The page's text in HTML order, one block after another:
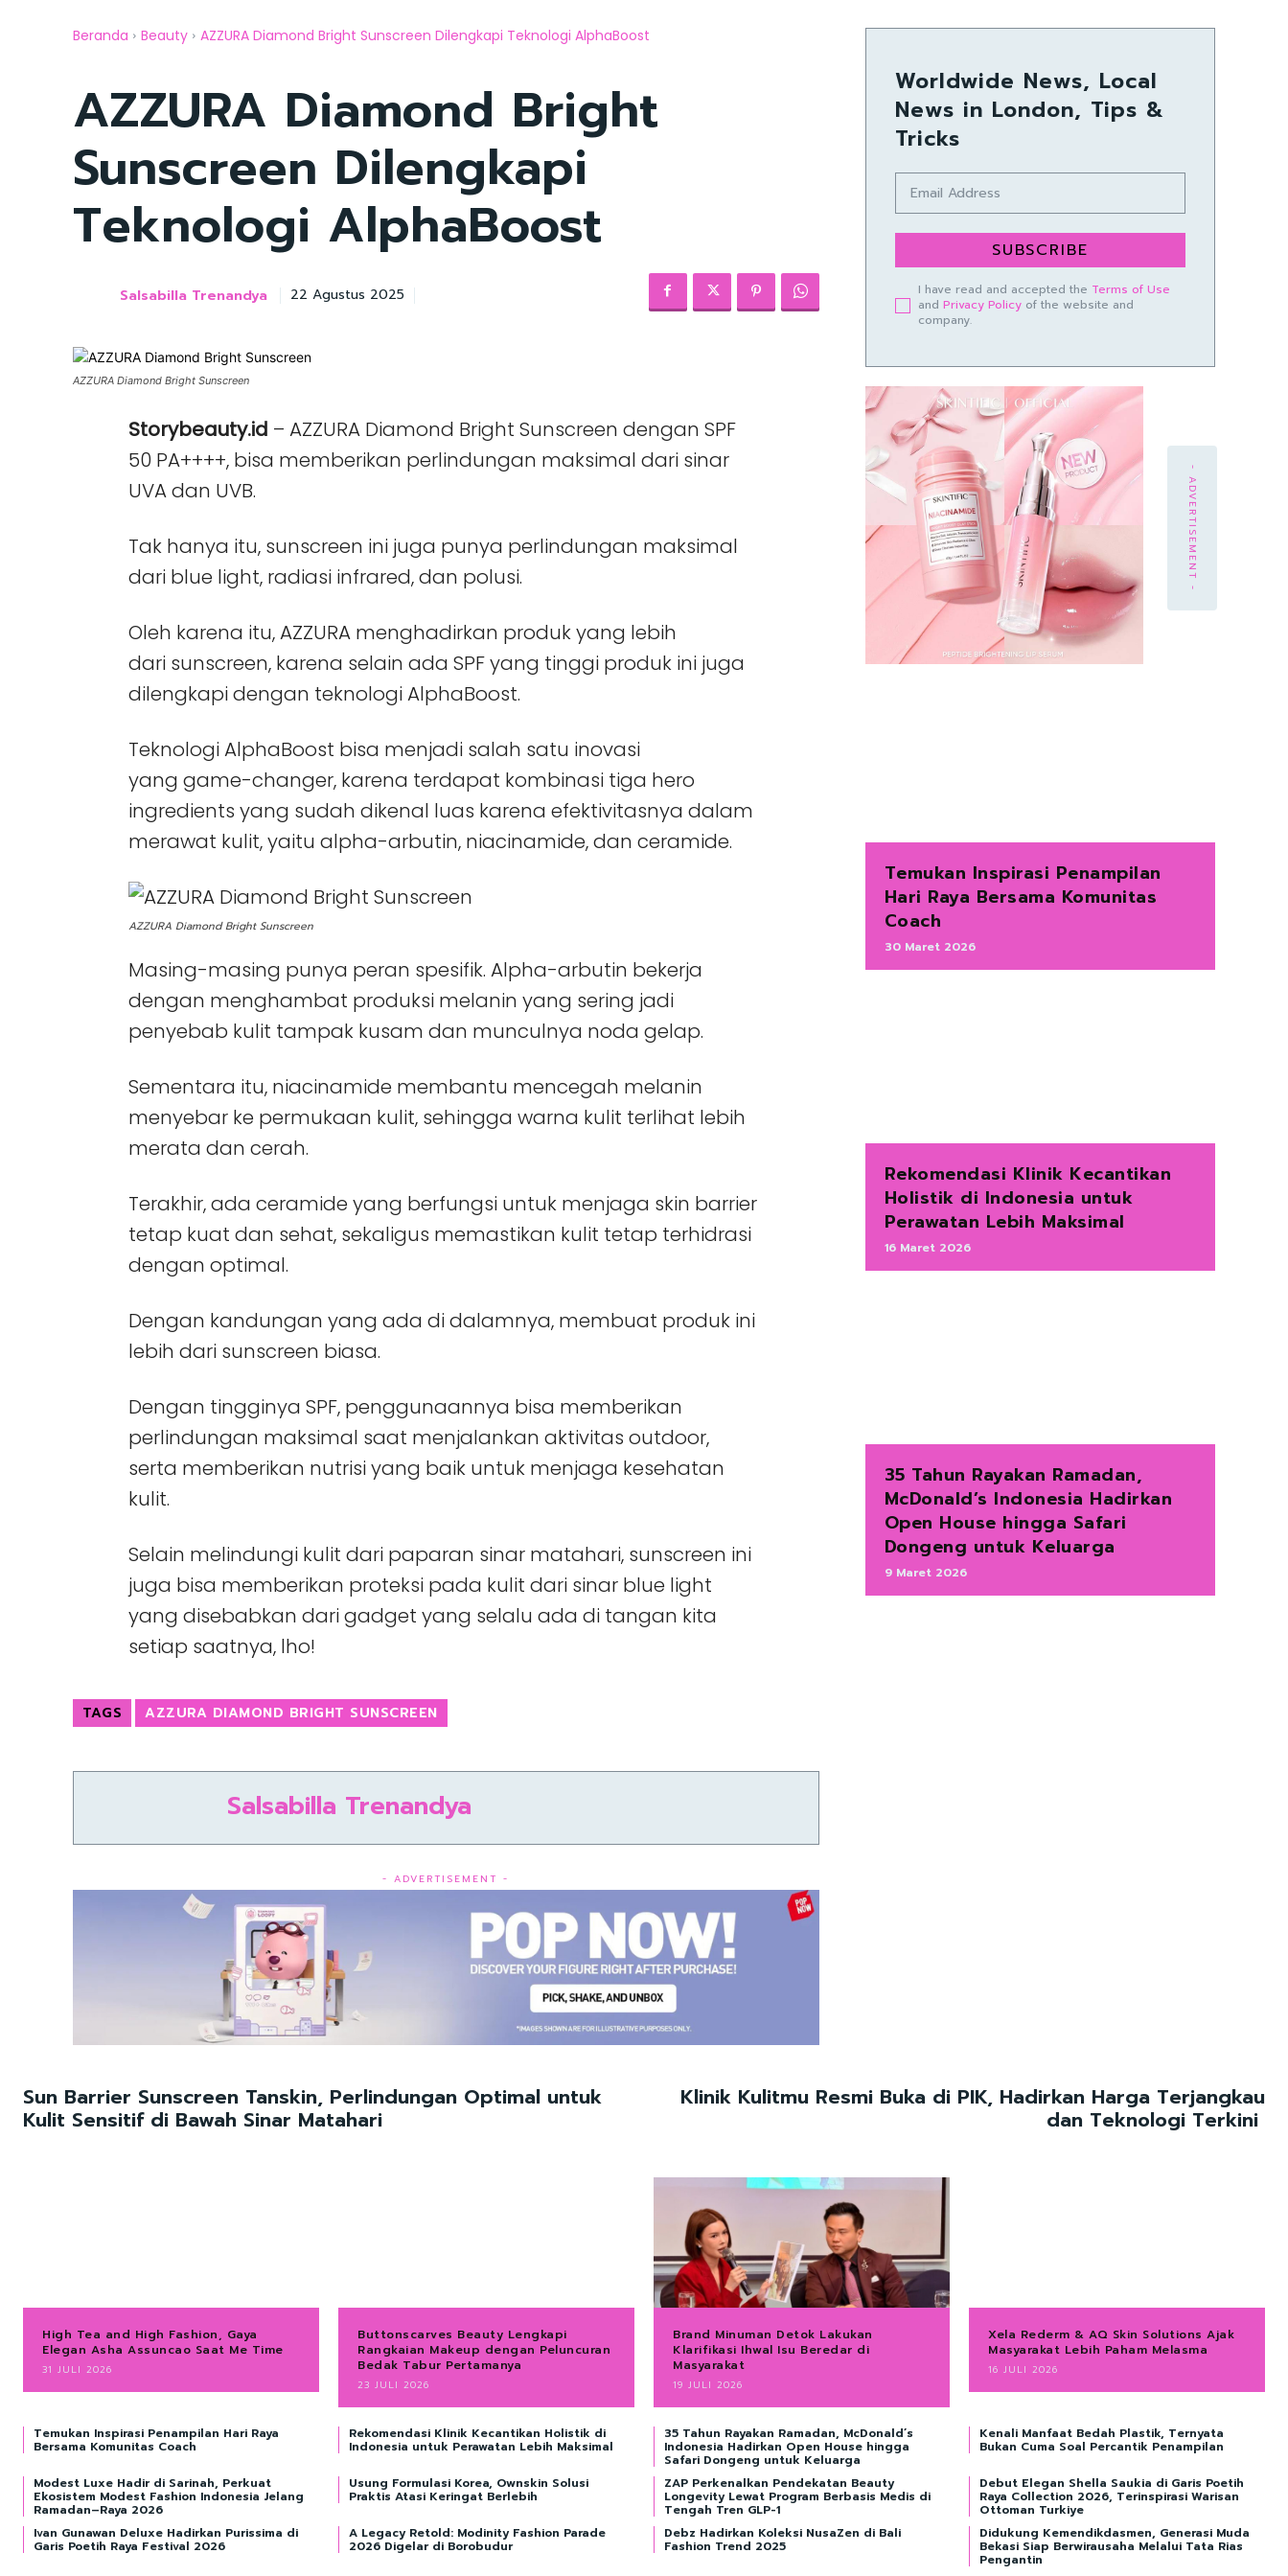
Beranda Beauty AZZURA Diamond Bright Sunscreen Dilengkapi Teknologi AlphaBoost
AZZURA Diamond Bright
Sunscreen Dilengkapi
Teknologi AlphaBoost
Salsabilla Trenandya 22 Agustus 2025
AZZURA Diamond Bright Sunscreen
Storybeauty.id – AZZURA Diamond Bright Sunscreen dengan SPF
50 PA++++, bisa memberikan perlindungan maksimal dari sinar
UVA dan UVB.
Tak hanya itu, sunscreen ini juga punya perlindungan maksimal
dari blue light, radiasi infrared, dan polusi.
Oleh karena itu, AZZURA menghadirkan produk yang lebih
dari sunscreen, karena selain ada SPF yang tinggi produk ini juga
dilengkapi dengan teknologi AlphaBoost.
Teknologi AlphaBoost bisa menjadi salah satu inovasi
yang game-changer, karena terdapat kombinasi tiga hero
ingredients yang sudah dikenal luas karena efektivitasnya dalam
merawat kulit, yaitu alpha-arbutin, niacinamide, dan ceramide.
AZZURA Diamond Bright Sunscreen
Masing-masing punya peran spesifik. Alpha-arbutin bekerja
dengan menghambat produksi melanin yang sering jadi
penyebab kulit tampak kusam dan munculnya noda gelap.
Sementara itu, niacinamide membantu mencegah melanin
menyebar ke permukaan kulit, sehingga warna kulit terlihat lebih
merata dan cerah.
Terakhir, ada ceramide yang berfungsi untuk menjaga skin barrier
tetap kuat dan sehat, sekaligus memastikan kulit tetap terhidrasi
dengan optimal.
Dengan kandungan yang ada di dalamnya, membuat produk ini
lebih dari sunscreen biasa.
Dengan tingginya SPF, penggunaannya bisa memberikan
perlindungan maksimal saat menjalankan aktivitas outdoor,
serta memberikan nutrisi yang baik untuk menjaga kesehatan
kulit.
Selain melindungi kulit dari paparan sinar matahari, sunscreen ini
juga bisa memberikan proteksi pada kulit dari sinar blue light
yang disebabkan dari gadget yang selalu ada di tangan kita
setiap saatnya, lho!
TAGS AZZURA DIAMOND BRIGHT SUNSCREEN
Salsabilla Trenandya
- ADVERTISEMENT -
Worldwide News, Local
News in London, Tips &
Tricks
SUBSCRIBE
I have read and accepted the Terms of Use
and Privacy Policyof the website and
company.
- ADVERTISEMENT -
Temukan Inspirasi Penampilan
Hari Raya Bersama Komunitas
Coach
30 Maret 2026
Rekomendasi Klinik Kecantikan
Holistik di Indonesia untuk
Perawatan Lebih Maksimal
16 Maret 2026
35 Tahun Rayakan Ramadan,
McDonald’s Indonesia Hadirkan
Open House hingga Safari
Dongeng untuk Keluarga
9 Maret 2026
Sun Barrier Sunscreen Tanskin, Perlindungan Optimal untuk
Kulit Sensitif di Bawah Sinar Matahari
Klinik Kulitmu Resmi Buka di PIK, Hadirkan Harga Terjangkau
dan Teknologi Terkini
High Tea and High Fashion, Gaya
Elegan Asha Assuncao Saat Me Time
31 JULI 2026
Buttonscarves Beauty Lengkapi
Rangkaian Makeup dengan Peluncuran
Bedak Tabur Pertamanya
23 JULI 2026
Brand Minuman Detok Lakukan
Klarifikasi Ihwal Isu Beredar di
Masyarakat
19 JULI 2026
Xela Rederm & AQ Skin Solutions Ajak
Masyarakat Lebih Paham Melasma
16 JULI 2026
Temukan Inspirasi Penampilan Hari Raya
Bersama Komunitas Coach
Rekomendasi Klinik Kecantikan Holistik di
Indonesia untuk Perawatan Lebih Maksimal
35 Tahun Rayakan Ramadan, McDonald’s
Indonesia Hadirkan Open House hingga
Safari Dongeng untuk Keluarga
Kenali Manfaat Bedah Plastik, Ternyata
Bukan Cuma Soal Percantik Penampilan
Modest Luxe Hadir di Sarinah, Perkuat
Ekosistem Modest Fashion Indonesia Jelang
Ramadan–Raya 2026
Usung Formulasi Korea, Ownskin Solusi
Praktis Atasi Keringat Berlebih
ZAP Perkenalkan Pendekatan Beauty
Longevity Lewat Program Berbasis Medis di
Tengah Tren GLP-1
Debut Elegan Shella Saukia di Garis Poetih
Raya Collection 2026, Terinspirasi Warisan
Ottoman Turkiye
Ivan Gunawan Deluxe Hadirkan Purissima di
Garis Poetih Raya Festival 2026
A Legacy Retold: Modinity Fashion Parade
2026 Digelar di Borobudur
Debz Hadirkan Koleksi NusaZen di Bali
Fashion Trend 2025
Didukung Kemendikdasmen, Generasi Muda
Bekasi Siap Berwirausaha Melalui Tata Rias
Pengantin